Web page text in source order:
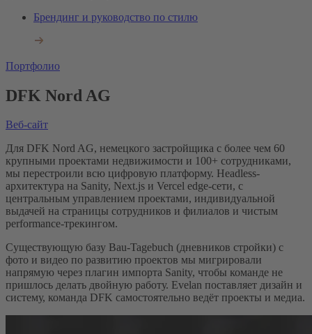
Брендинг и руководство по стилю
Портфолио
DFK Nord AG
Веб-сайт
Для DFK Nord AG, немецкого застройщика с более чем 60
крупными проектами недвижимости и 100+ сотрудниками,
мы перестроили всю цифровую платформу. Headless-
архитектура на Sanity, Next.js и Vercel edge-сети, с
центральным управлением проектами, индивидуальной
выдачей на страницы сотрудников и филиалов и чистым
performance-трекингом.
Существующую базу Bau-Tagebuch (дневников стройки) с
фото и видео по развитию проектов мы мигрировали
напрямую через плагин импорта Sanity, чтобы команде не
пришлось делать двойную работу. Evelan поставляет дизайн и
систему, команда DFK самостоятельно ведёт проекты и медиа.